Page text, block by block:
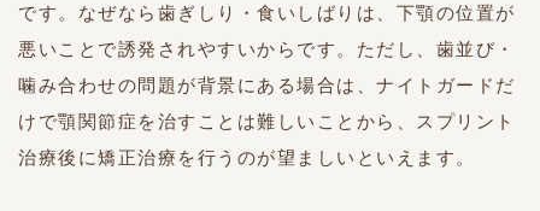
です。なぜなら歯ぎしり・食いしばりは、下顎の位置が
悪いことで誘発されやすいからです。ただし、歯並び・
噛み合わせの問題が背景にある場合は、ナイトガードだ
けで顎関節症を治すことは難しいことから、スプリント
治療後に矯正治療を行うのが望ましいといえます。